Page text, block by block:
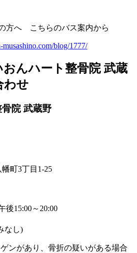
方へ こちらのバス案内から
blog/1777/
んハート整骨院 武蔵
わせ
町3丁目1-25
後15:00～20:00
なし)
ンがあり、骨折の疑いがある場合